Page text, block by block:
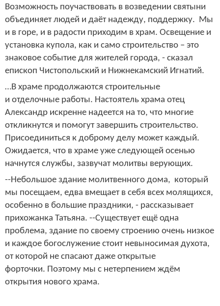
Возможность поучаствовать в возведении святыни
объединяет людей и даёт надежду, поддержку. Мы
и в горе, и в радости приходим в храм. Освещение и
установка купола, как и само строительство – это
знаковое событие для жителей города, - сказал
епископ Чистопольский и Нижнекамский Игнатий.
…В храме продолжаются строительные
и отделочные работы. Настоятель храма отец
Александр искренне надеется на то, что многие
откликнутся и помогут завершить строительство.
Присоединиться к доброму делу может каждый.
Ожидается, что в храме уже следующей осенью
начнутся службы, зазвучат молитвы верующих.
--Небольшое здание молитвенного дома, который
мы посещаем, едва вмещает в себя всех молящихся,
особенно в большие праздники, - рассказывает
прихожанка Татьяна. --Существует ещё одна
проблема, здание по своему строению очень низкое
и каждое богослужение стоит невыносимая духота,
от которой не спасают даже открытые
форточки. Поэтому мы с нетерпением ждём
открытия нового храма.